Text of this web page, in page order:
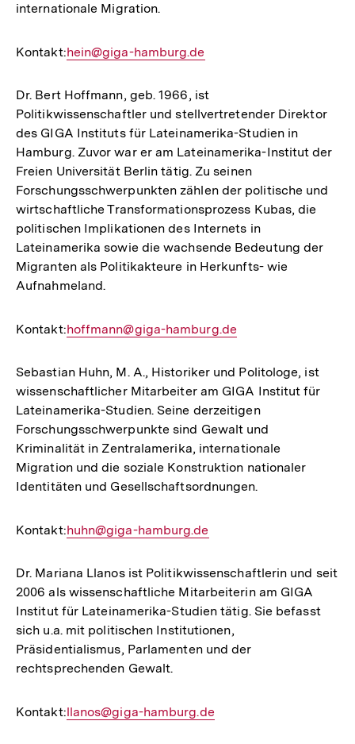
internationale Migration.
Kontakt:E-
Link:
hein@giga-hamburg.de
Dr. Bert Hoffmann, geb. 1966, ist
Politikwissenschaftler und stellvertretender Direktor
des GIGA Instituts für Lateinamerika-Studien in
Hamburg. Zuvor war er am Lateinamerika-Institut der
Freien Universität Berlin tätig. Zu seinen
Forschungsschwerpunkten zählen der politische und
wirtschaftliche Transformationsprozess Kubas, die
politischen Implikationen des Internets in
Lateinamerika sowie die wachsende Bedeutung der
Migranten als Politikakteure in Herkunfts- wie
Aufnahmeland.
Kontakt:E-
Link:
hoffmann@giga-hamburg.de
Sebastian Huhn, M. A., Historiker und Politologe, ist
wissenschaftlicher Mitarbeiter am GIGA Institut für
Lateinamerika-Studien. Seine derzeitigen
Forschungsschwerpunkte sind Gewalt und
Kriminalität in Zentralamerika, internationale
Migration und die soziale Konstruktion nationaler
Identitäten und Gesellschaftsordnungen.
Kontakt:E-
Link:
huhn@giga-hamburg.de
Dr. Mariana Llanos ist Politikwissenschaftlerin und seit
2006 als wissenschaftliche Mitarbeiterin am GIGA
Institut für Lateinamerika-Studien tätig. Sie befasst
sich u.a. mit politischen Institutionen,
Präsidentialismus, Parlamenten und der
rechtsprechenden Gewalt.
Kontakt:E-
llanos@giga-hamburg.de